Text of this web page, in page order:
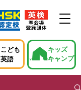
こども
英語
キッズ
キャンプ